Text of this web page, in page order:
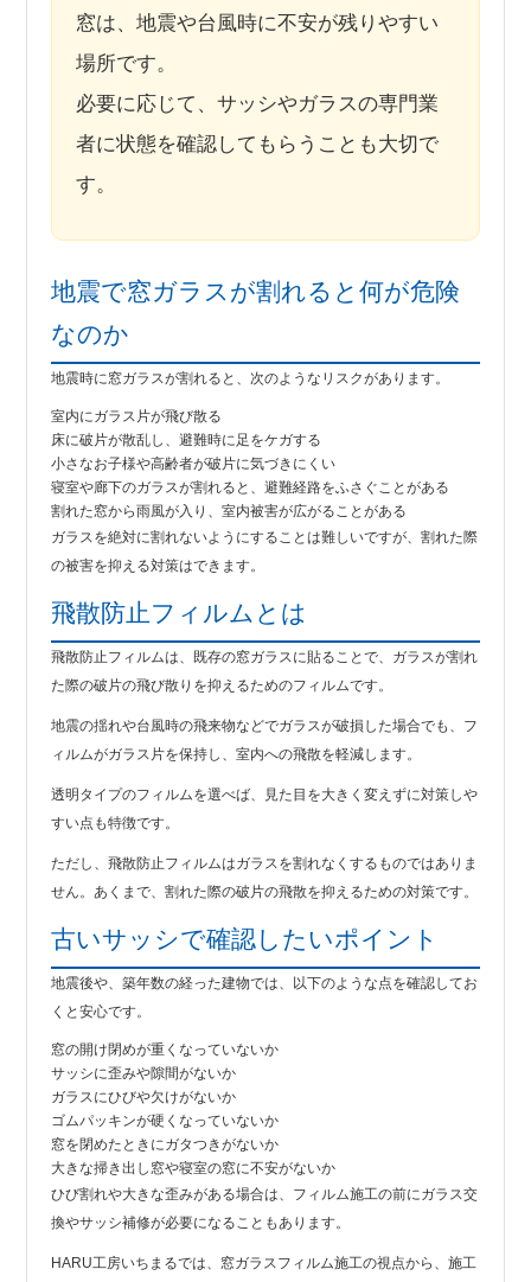
窓は、地震や台風時に不安が残りやすい
場所です。
必要に応じて、サッシやガラスの専門業
者に状態を確認してもらうことも大切で
す。
地震で窓ガラスが割れると何が危険
なのか
地震時に窓ガラスが割れると、次のようなリスクがあります。
室内にガラス片が飛び散る
床に破片が散乱し、避難時に足をケガする
小さなお子様や高齢者が破片に気づきにくい
寝室や廊下のガラスが割れると、避難経路をふさぐことがある
割れた窓から雨風が入り、室内被害が広がることがある
ガラスを絶対に割れないようにすることは難しいですが、割れた際
の被害を抑える対策はできます。
飛散防止フィルムとは
飛散防止フィルムは、既存の窓ガラスに貼ることで、ガラスが割れ
た際の破片の飛び散りを抑えるためのフィルムです。
地震の揺れや台風時の飛来物などでガラスが破損した場合でも、フ
ィルムがガラス片を保持し、室内への飛散を軽減します。
透明タイプのフィルムを選べば、見た目を大きく変えずに対策しや
すい点も特徴です。
ただし、飛散防止フィルムはガラスを割れなくするものではありま
せん。あくまで、割れた際の破片の飛散を抑えるための対策です。
古いサッシで確認したいポイント
地震後や、築年数の経った建物では、以下のような点を確認してお
くと安心です。
窓の開け閉めが重くなっていないか
サッシに歪みや隙間がないか
ガラスにひびや欠けがないか
ゴムパッキンが硬くなっていないか
窓を閉めたときにガタつきがないか
大きな掃き出し窓や寝室の窓に不安がないか
ひび割れや大きな歪みがある場合は、フィルム施工の前にガラス交
換やサッシ補修が必要になることもあります。
HARU工房いちまるでは、窓ガラスフィルム施工の視点から、施工